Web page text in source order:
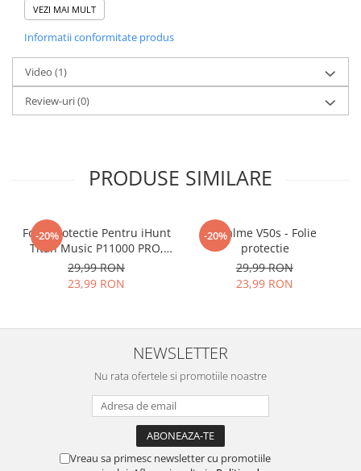
Foliile noastre sunt
aplicat chiar
tu.
producerea foliilor NUeste
sticla pe care o stim cu totii, ci
este Nano Glass
AcestagaranteazacaNU SE
SPARGEin mii de cioburi
ascutite si periculoase.
Nu numai ca este rezistenta la
zgarieturi si spargere, ci si
INTARESTEecranul!
Folia avand rezistenta 9H la
zgarieturi, asigura si un aspect
VEZI MAI MULT
Informatii conformitate produs
Video (1)
Review-uri(0)
PRODUSE SIMILARE
-20%
Folie Protectie Pentru iHunt
Titan Music P11000 PRO,
VDOO
29,99 RON
23,99 RON
-20%
Realme V50s - Folie
protectie
29,99 RON
23,99 RON
NEWSLETTER
Nu rata ofertele si promotiile noastre
Vreau sa primesc newsletter cu promotiile